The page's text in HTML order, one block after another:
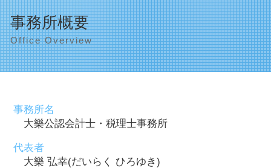
事務所概要
Office Overview
事務所名
大樂公認会計士・税理士事務所
代表者
大樂 弘幸(だいらく ひろゆき)